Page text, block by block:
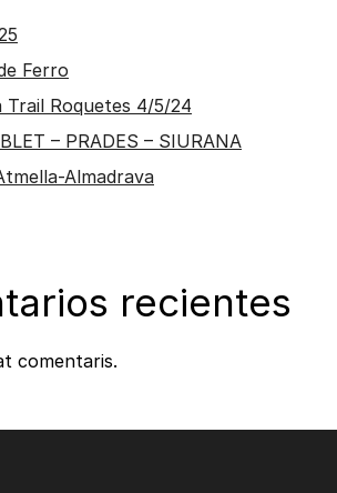
Ferro
Trail Roquetes 4/5/24
– PRADES – SIURANA
Almadrava
recientes
comentaris.